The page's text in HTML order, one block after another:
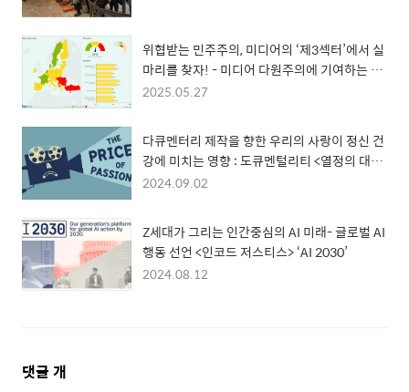
위협받는 민주주의, 미디어의 ‘제3섹터’에서 실
마리를 찾자! - 미디어 다원주의에 기여하는 공
동체 미디어
2025.05.27
다큐멘터리 제작을 향한 우리의 사랑이 정신 건
강에 미치는 영향 : 도큐멘털리티 <열정의 대가
> 보고서
2024.09.02
Z세대가 그리는 인간중심의 AI 미래- 글로벌 AI
행동 선언 <인코드 저스티스> ‘AI 2030’
2024.08.12
댓
댓글 개